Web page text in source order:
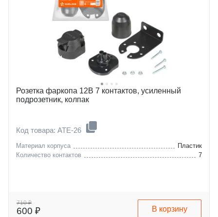
Розетка фаркопа 12В 7 контактов, усиленный
подрозетник, колпак
Код товара: ATE-26
Материал корпуса
Пластик
Количество контактов
7
710 ₽
600 ₽ В корзину